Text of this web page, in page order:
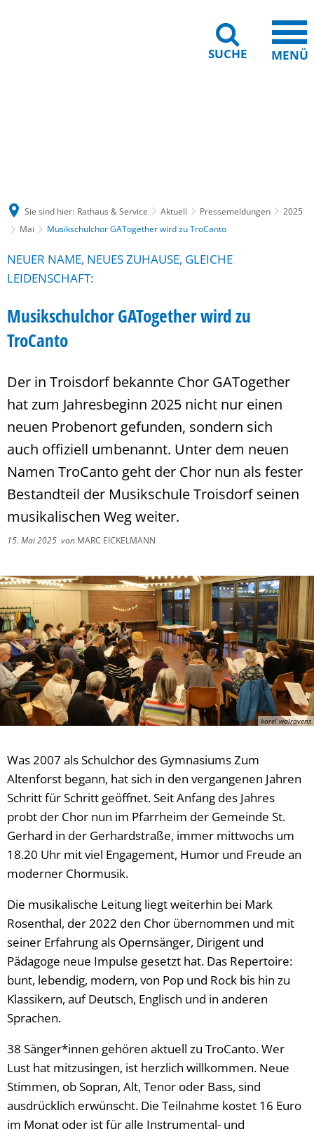
SUCHE MENÜ
Sie sind hier: Rathaus & Service Aktuell Pressemeldungen
2025
Mai
Musikschulchor GATogether wird zu TroCanto
NEUER NAME, NEUES ZUHAUSE, GLEICHE
LEIDENSCHAFT:
Musikschulchor GATogether wird zu
TroCanto
Der in Troisdorf bekannte Chor GATogether
hat zum Jahresbeginn 2025 nicht nur einen
neuen Probenort gefunden, sondern sich
auch offiziell umbenannt. Unter dem neuen
Namen TroCanto geht der Chor nun als fester
Bestandteil der Musikschule Troisdorf seinen
musikalischen Weg weiter.
15. Mai 2025 von MARC EICKELMANN
karel walravens
Was 2007 als Schulchor des Gymnasiums Zum
Altenforst begann, hat sich in den vergangenen Jahren
Schritt für Schritt geöffnet. Seit Anfang des Jahres
probt der Chor nun im Pfarrheim der Gemeinde St.
Gerhard in der Gerhardstraße, immer mittwochs um
18.20 Uhr mit viel Engagement, Humor und Freude an
moderner Chormusik.
Die musikalische Leitung liegt weiterhin bei Mark
Rosenthal, der 2022 den Chor übernommen und mit
seiner Erfahrung als Opernsänger, Dirigent und
Pädagoge neue Impulse gesetzt hat. Das Repertoire:
bunt, lebendig, modern, von Pop und Rock bis hin zu
Klassikern, auf Deutsch, Englisch und in anderen
Sprachen.
38 Sänger*innen gehören aktuell zu TroCanto. Wer
Lust hat mitzusingen, ist herzlich willkommen. Neue
Stimmen, ob Sopran, Alt, Tenor oder Bass, sind
ausdrücklich erwünscht. Die Teilnahme kostet 16 Euro
im Monat oder ist für alle Instrumental- und